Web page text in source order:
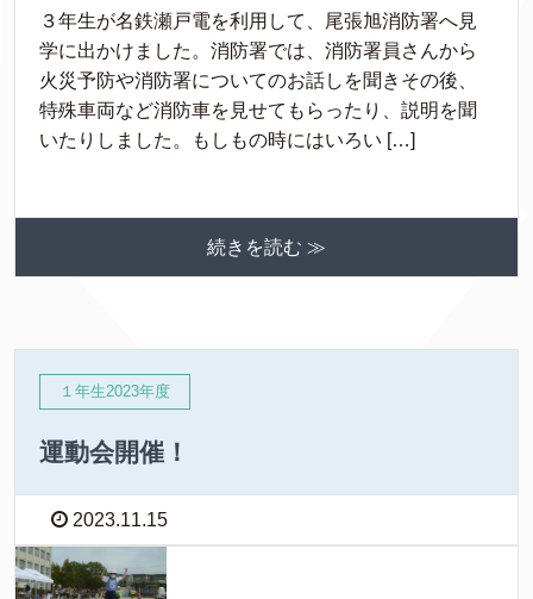
３年生が名鉄瀬戸電を利用して、尾張旭消防署へ見
学に出かけました。消防署では、消防署員さんから
火災予防や消防署についてのお話しを聞きその後、
特殊車両など消防車を見せてもらったり、説明を聞
いたりしました。もしもの時にはいろい […]
続きを読む ≫
１年生2023年度
運動会開催！
2023.11.15